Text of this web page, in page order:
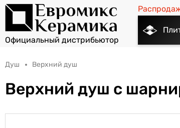
Душ Верхний душ
Верхний душ с